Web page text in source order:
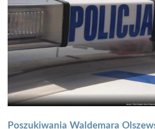
Poszukiwania Waldemara